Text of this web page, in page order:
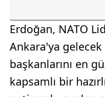
Erdoğan, NATO
Ankara'ya
başkanlarını en
kapsamlı bir